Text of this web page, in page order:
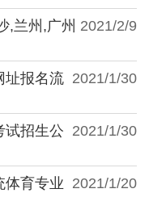
2021/2/9
,兰州,广州
2021/1/30
址报名流
2021/1/30
试招生公
2021/1/20
体育专业